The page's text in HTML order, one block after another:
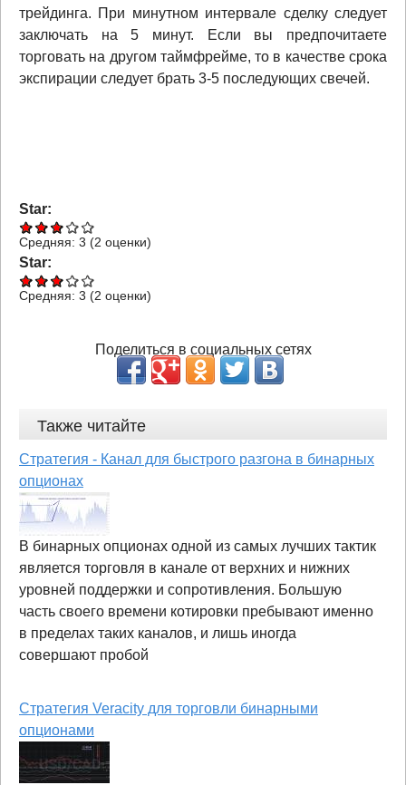
трейдинга. При минутном интервале сделку следует
заключать на 5 минут. Если вы предпочитаете
торговать на другом таймфрейме, то в качестве срока
экспирации следует брать 3-5 последующих свечей.
Star:
Средняя: 3 (2 оценки)
Star:
Средняя: 3 (2 оценки)
Поделиться в социальных сетях
Также читайте
Стратегия - Канал для быстрого разгона в бинарных
опционах
В бинарных опционах одной из самых лучших тактик
является торговля в канале от верхних и нижних
уровней поддержки и сопротивления. Большую
часть своего времени котировки пребывают именно
в пределах таких каналов, и лишь иногда
совершают пробой
Стратегия Veracity для торговли бинарными
опционами